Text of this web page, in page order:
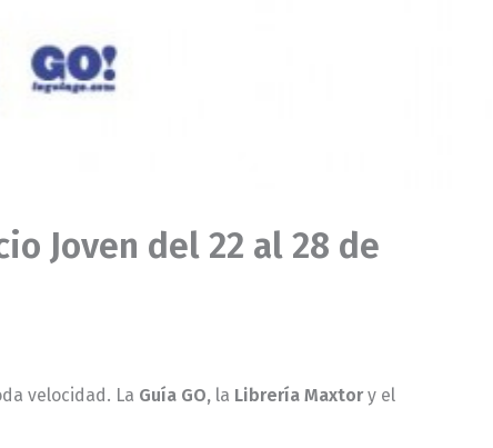
Joven del 22 al 28 de
velocidad. La Guía GO, la Librería Maxtory el